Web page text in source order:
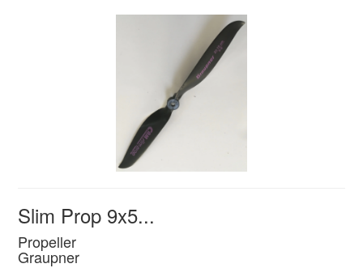
Slim Prop 9x5...
Propeller
Graupner